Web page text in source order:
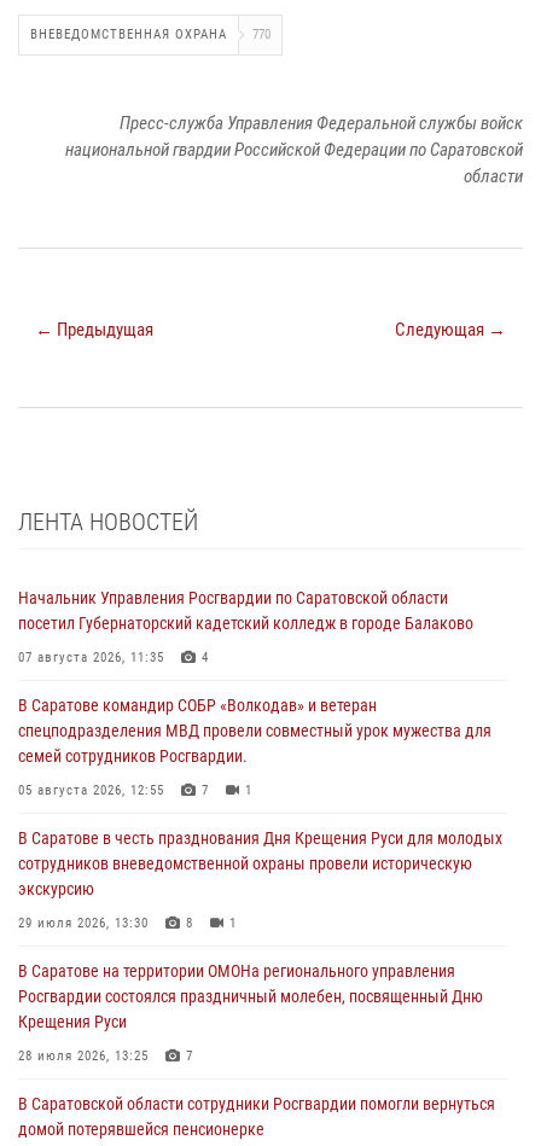
ВНЕВЕДОМСТВЕННАЯ ОХРАНА 770
Пресс-служба Управления Федеральной службы войск
национальной гвардии Российской Федерации по Саратовской
области
← Предыдущая Следующая →
ЛЕНТА НОВОСТЕЙ
Начальник Управления Росгвардии по Саратовской области
посетил Губернаторский кадетский колледж в городе Балаково
07 августа 2026, 11:35 4
В Саратове командир СОБР «Волкодав» и ветеран
спецподразделения МВД провели совместный урок мужества для
семей сотрудников Росгвардии.
05 августа 2026, 12:55 7 1
В Саратове в честь празднования Дня Крещения Руси для молодых
сотрудников вневедомственной охраны провели историческую
экскурсию
29 июля 2026, 13:30 8 1
В Саратове на территории ОМОНа регионального управления
Росгвардии состоялся праздничный молебен, посвященный Дню
Крещения Руси
28 июля 2026, 13:25 7
В Саратовской области сотрудники Росгвардии помогли вернуться
домой потерявшейся пенсионерке